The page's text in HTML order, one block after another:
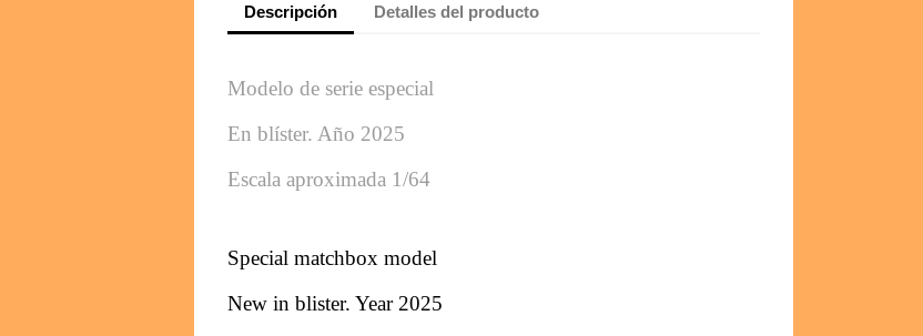
Descripción Detalles del producto
Modelo de serie especial
En blíster. Año 2025
Escala aproximada 1/64
Special matchbox model
New in blister. Year 2025